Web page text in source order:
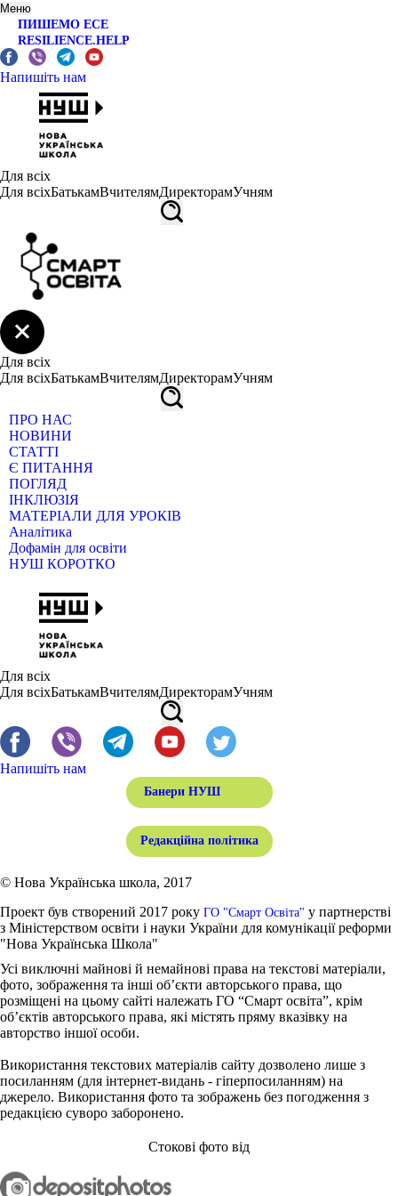
Меню
ПИШЕМО ЕСЕ
RESILIENCE.HELP
Напишіть нам
Для всіх
Для всіхБатькамВчителямДиректорамУчням
Для всіх
Для всіхБатькамВчителямДиректорамУчням
ПРО НАС
НОВИНИ
СТАТТІ
Є ПИТАННЯ
ПОГЛЯД
ІНКЛЮЗІЯ
МАТЕРІАЛИ ДЛЯ УРОКІВ
Аналітика
Дофамін для освіти
НУШ КОРОТКО
Для всіх
Для всіхБатькамВчителямДиректорамУчням
Напишіть нам
Банери НУШ
Редакційна політика
© Нова Українська школа, 2017
Проект був створений 2017 року ГО "Смарт Освіта" у партнерстві
з Міністерством освіти і науки України для комунікації реформи
"Нова Українська Школа"
Усі виключні майнові й немайнові права на текстові матеріали,
фото, зображення та інші об’єкти авторського права, що
розміщені на цьому сайті належать ГО “Смарт освіта”, крім
об’єктів авторського права, які містять пряму вказівку на
авторство іншої особи.
Використання текстових матеріалів сайту дозволено лише з
посиланням (для інтернет-видань - гіперпосиланням) на
джерело. Використання фото та зображень без погодження з
редакцією суворо заборонено.
Стокові фото від